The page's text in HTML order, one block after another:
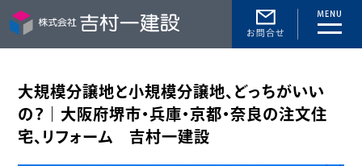
toggle
大規模分譲地と小規模分譲地、どっちがいい
の？｜大阪府堺市・兵庫・京都・奈良の注文住
宅、リフォーム 吉村一建設